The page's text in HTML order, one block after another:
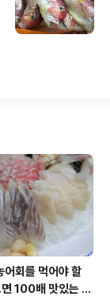
어회를 먹어야 할
100배 맛있는 농